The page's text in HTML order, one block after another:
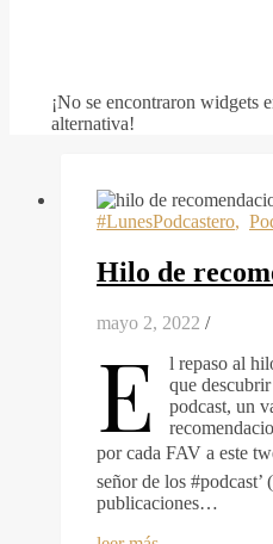
¡No se encontraron widgets
alternativa!
#LunesPodcastero,
Hilo de
mayo 2, 2022 /
E
l repaso al
que
podcast, un
por cada FAV a este
señor de los
publicaciones…